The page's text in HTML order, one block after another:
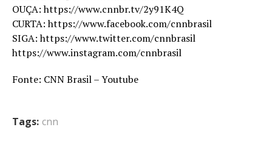
OUÇA: https://www.cnnbr.tv/2y91K4Q
CURTA: https://www.facebook.com/cnnbrasil
SIGA: https://www.twitter.com/cnnbrasil
https://www.instagram.com/cnnbrasil
Fonte: CNN Brasil – Youtube
Tags: cnn